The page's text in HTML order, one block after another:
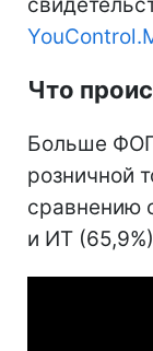
Что
Больше
розничной
сравнению
и ИТ